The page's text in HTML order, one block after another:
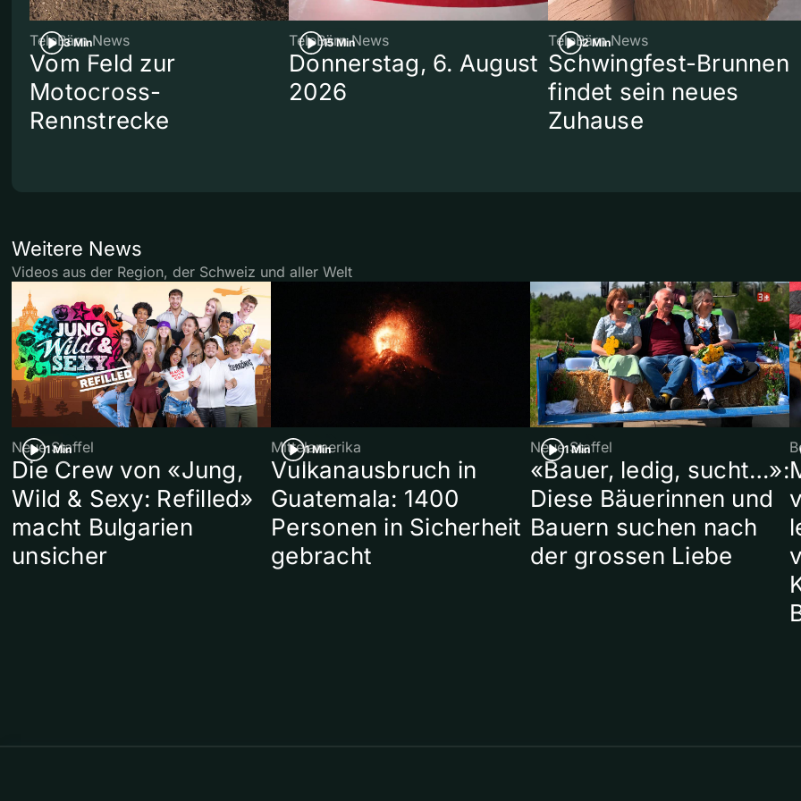
3 Min
TeleBärn News
Vom Feld zur
Motocross-
Rennstrecke
15 Min
TeleBärn News
Donnerstag, 6. August
2026
2 Min
TeleBärn News
Schwingfest-Brunnen
findet sein neues
Zuhause
Weitere News
Videos aus der Region, der Schweiz und aller Welt
1 Min
Neue Staffel
Die Crew von «Jung,
Wild & Sexy: Refilled»
macht Bulgarien
unsicher
1 Min
Mittelamerika
Vulkanausbruch in
Guatemala: 1400
Personen in Sicherheit
gebracht
1 Min
Neue Staffel
«Bauer, ledig, sucht…»:
Diese Bäuerinnen und
Bauern suchen nach
der grossen Liebe